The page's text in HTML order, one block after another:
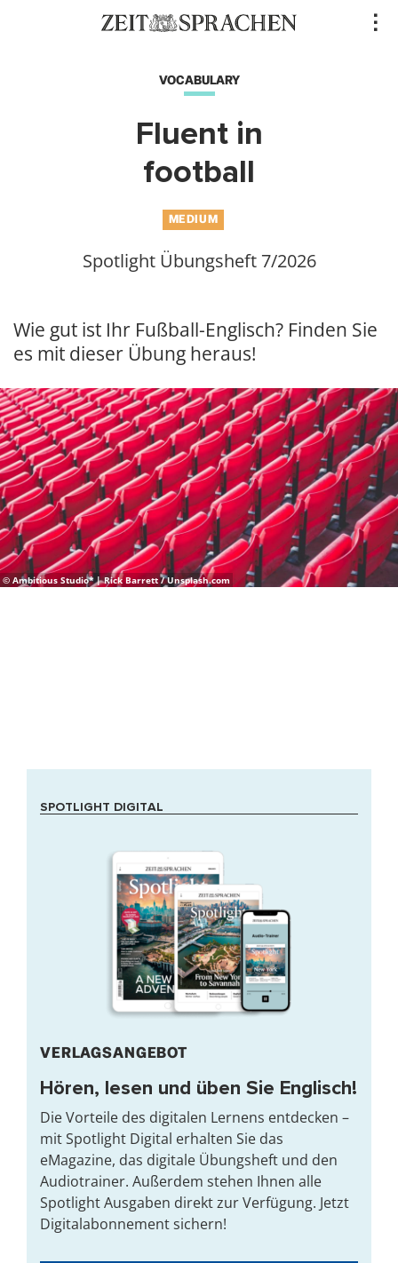
VOCABULARY
Fluent in
football
MEDIUM
Spotlight Übungsheft 7/2026
Wie gut ist Ihr Fußball-Englisch? Finden Sie
es mit dieser Übung heraus!
© Ambitious Studio* | Rick Barrett / Unsplash.com
SPOTLIGHT DIGITAL
VERLAGSANGEBOT
Hören, lesen und üben Sie Englisch!
Die Vorteile des digitalen Lernens entdecken –
mit Spotlight Digital erhalten Sie das
eMagazine, das digitale Übungsheft und den
Audiotrainer. Außerdem stehen Ihnen alle
Spotlight Ausgaben direkt zur Verfügung. Jetzt
Digitalabonnement sichern!